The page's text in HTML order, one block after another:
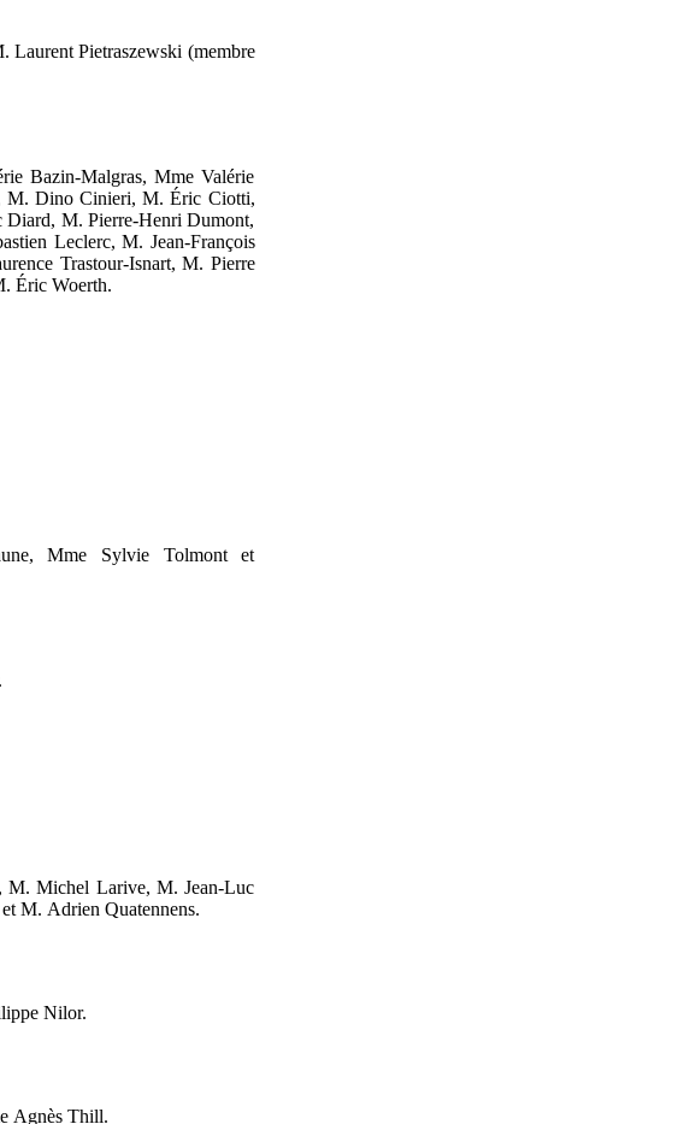
Laurent Pietraszewski (membre
Bazin-Malgras, Mme Valérie
M. Dino Cinieri, M. Éric Ciotti,
Diard, M. Pierre-Henri Dumont,
Leclerc, M. Jean-François
Trastour-Isnart, M. Pierre
Éric Woerth.
Mme Sylvie Tolmont
et
M. Michel Larive, M. Jean-Luc
et M. Adrien Quatennens.
Nilor.
Agnès Thill.